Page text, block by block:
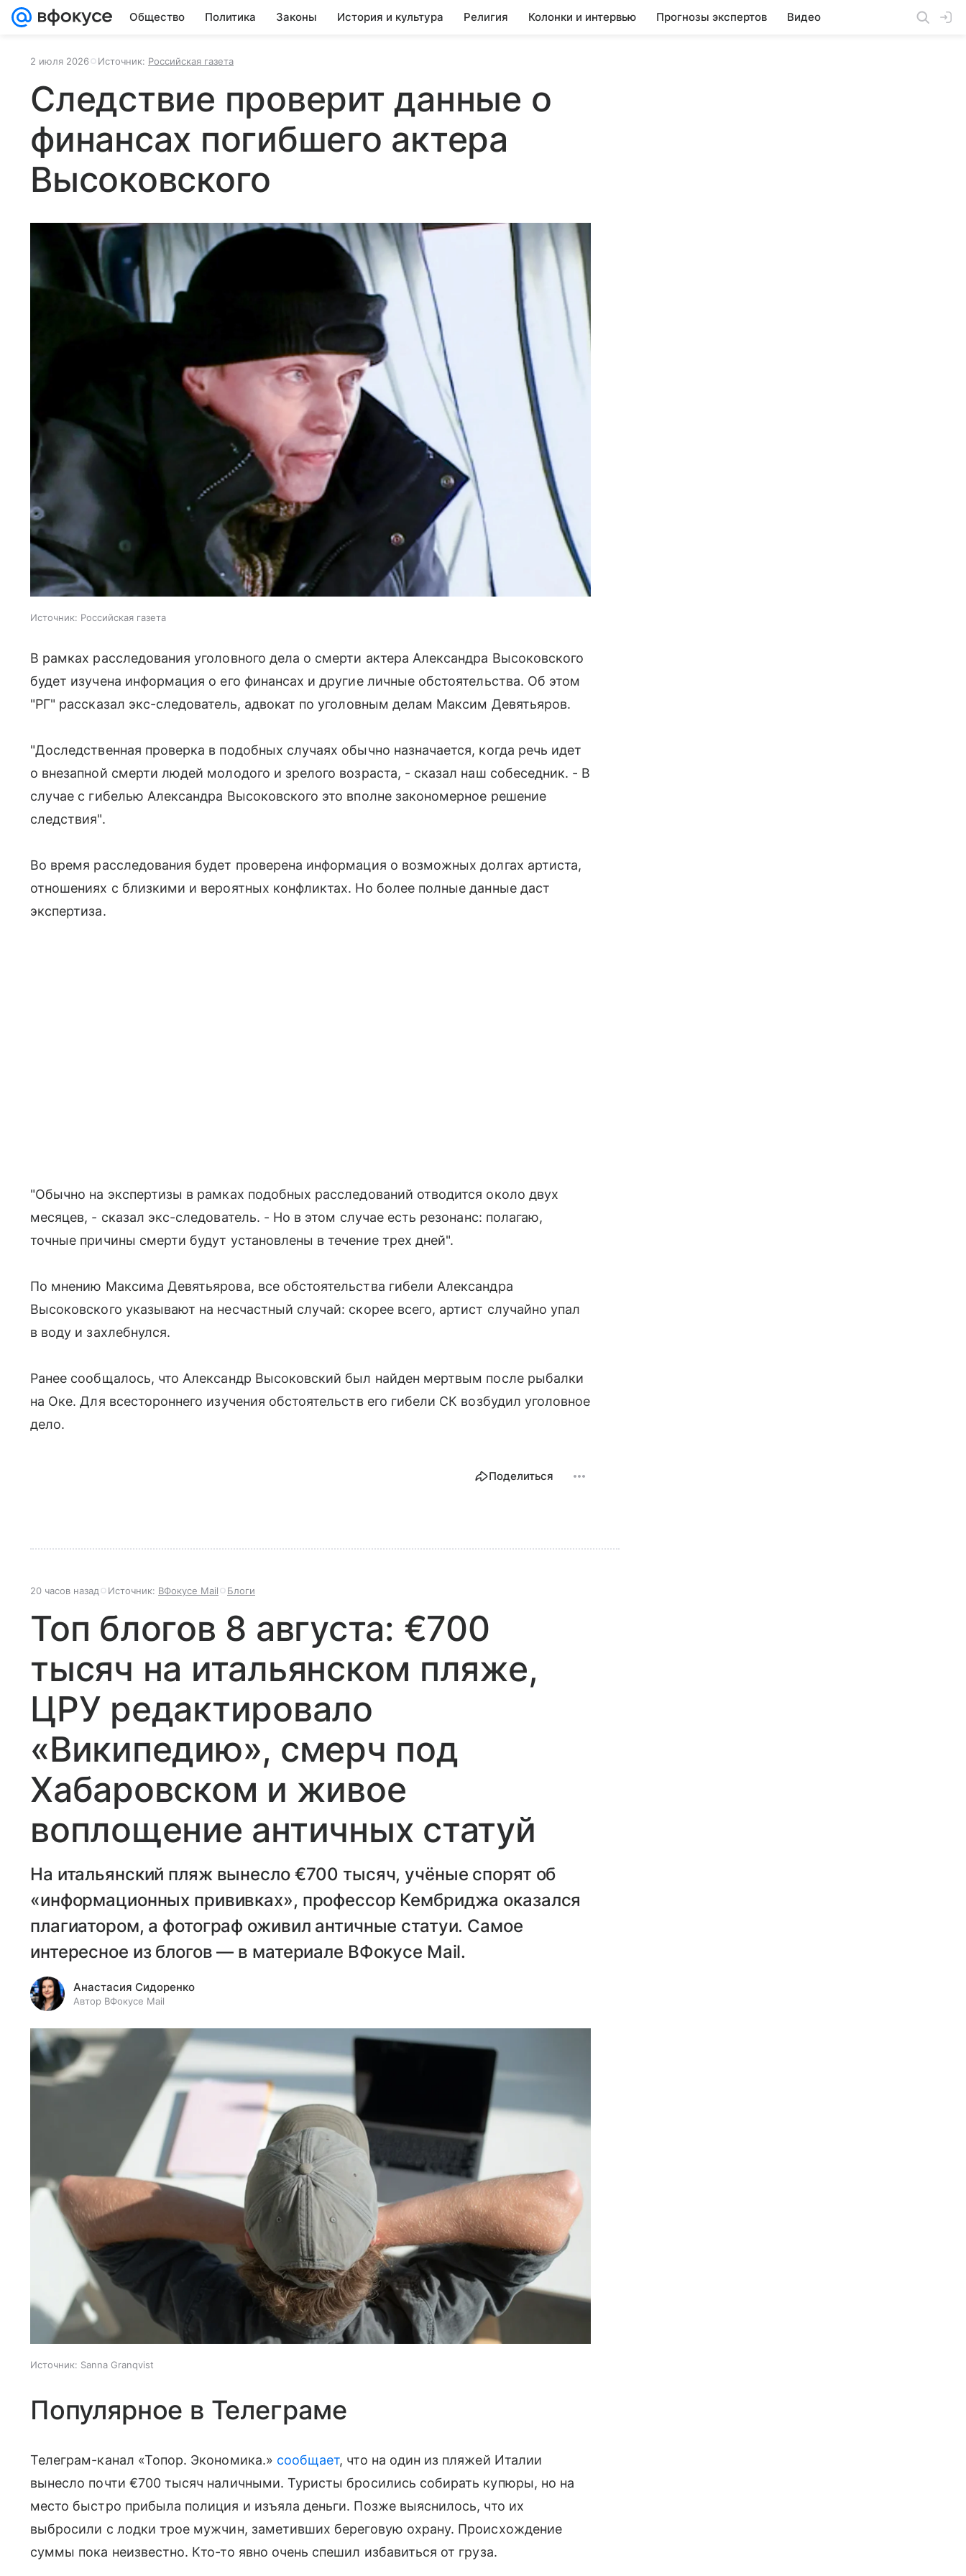
Общество Политика Законы История и культура Религия Колонки и интервью Прогнозы экспертов Видео
2 июля 2026 Источник: Российская газета
Следствие проверит данные о
финансах погибшего актера
Высоковского
Источник: Российская газета
В рамках расследования уголовного дела о смерти актера Александра Высоковского
будет изучена информация о его финансах и другие личные обстоятельства. Об этом
"РГ" рассказал экс-следователь, адвокат по уголовным делам Максим Девятьяров.
"Доследственная проверка в подобных случаях обычно назначается, когда речь идет
о внезапной смерти людей молодого и зрелого возраста, - сказал наш собеседник. - В
случае с гибелью Александра Высоковского это вполне закономерное решение
следствия".
Во время расследования будет проверена информация о возможных долгах артиста,
отношениях с близкими и вероятных конфликтах. Но более полные данные даст
экспертиза.
"Обычно на экспертизы в рамках подобных расследований отводится около двух
месяцев, - сказал экс-следователь. - Но в этом случае есть резонанс: полагаю,
точные причины смерти будут установлены в течение трех дней".
По мнению Максима Девятьярова, все обстоятельства гибели Александра
Высоковского указывают на несчастный случай: скорее всего, артист случайно упал
в воду и захлебнулся.
Ранее сообщалось, что Александр Высоковский был найден мертвым после рыбалки
на Оке. Для всестороннего изучения обстоятельств его гибели СК возбудил уголовное
дело.
Поделиться
20 часов назад Источник: ВФокусе Mail Блоги
Топ блогов 8 августа: €700
тысяч на итальянском пляже,
ЦРУ редактировало
«Википедию», смерч под
Хабаровском и живое
воплощение античных статуй
На итальянский пляж вынесло €700 тысяч, учёные спорят об
«информационных прививках», профессор Кембриджа оказался
плагиатором, а фотограф оживил античные статуи. Самое
интересное из блогов — в материале ВФокусе Mail.
Анастасия Сидоренко
Автор ВФокусе Mail
Источник: Sanna Granqvist
Популярное в Телеграме
Телеграм-канал «Топор. Экономика.» сообщает, что на один из пляжей Италии
вынесло почти €700 тысяч наличными. Туристы бросились собирать купюры, но на
место быстро прибыла полиция и изъяла деньги. Позже выяснилось, что их
выбросили с лодки трое мужчин, заметивших береговую охрану. Происхождение
суммы пока неизвестно. Кто-то явно очень спешил избавиться от груза.